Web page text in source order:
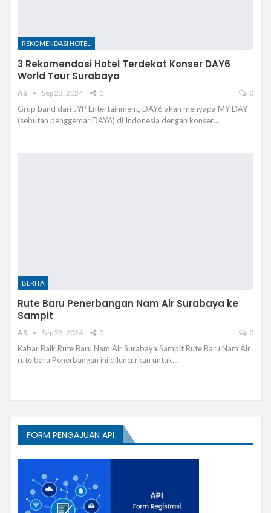
REKOMENDASI HOTEL
3 Rekomendasi Hotel Terdekat Konser DAY6
World Tour Surabaya
AS Sep 23, 2024 1 0
Grup band dari JYP Entertainment, DAY6 akan menyapa MY DAY
(sebutan penggemar DAY6) di Indonesia dengan konser…
BERITA
Rute Baru Penerbangan Nam Air Surabaya ke
Sampit
AS Sep 23, 2024 0 0
Kabar Baik Rute Baru Nam Air Surabaya Sampit Rute Baru Nam Air
rute baru Penerbangan ini diluncurkan untuk…
FORM PENGAJUAN API